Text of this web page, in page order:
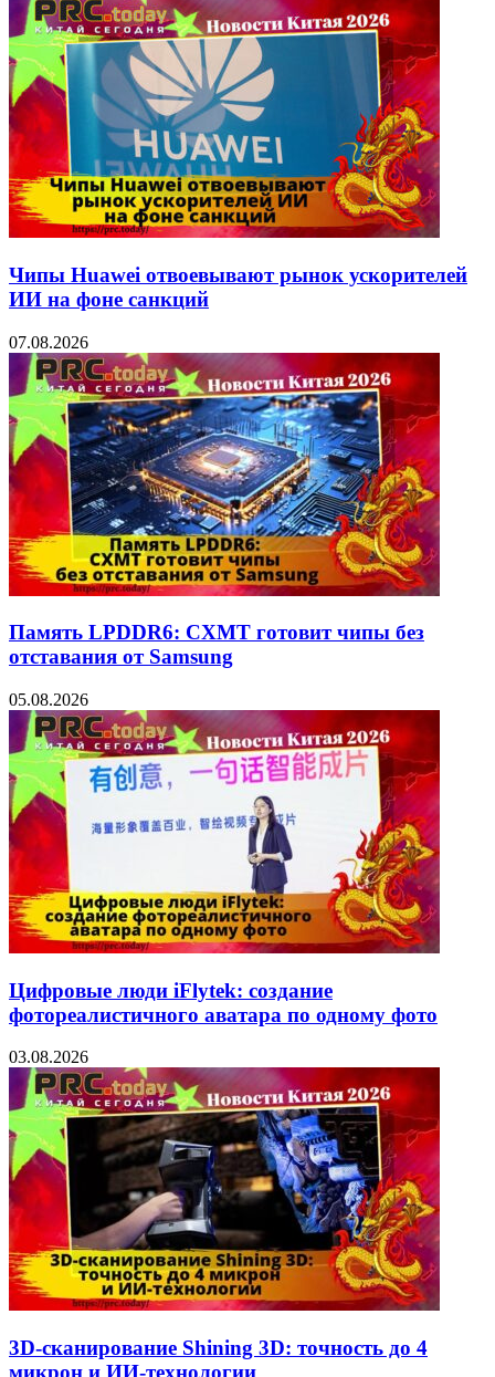
Чипы Huawei отвоевывают рынок ускорителей
ИИ на фоне санкций
07.08.2026
Память LPDDR6: CXMT готовит чипы без
отставания от Samsung
05.08.2026
Цифровые люди iFlytek: создание
фотореалистичного аватара по одному фото
03.08.2026
3D-сканирование Shining 3D: точность до 4
микрон и ИИ-технологии